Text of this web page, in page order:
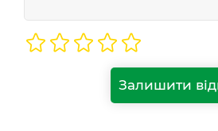
Залишити